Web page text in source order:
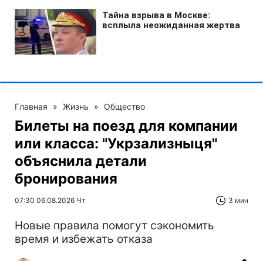
Главная » Жизнь » Общество
Билеты на поезд для компании
или класса: "Укрзализныця"
объяснила детали
бронирования
07:30 06.08.2026 Чт 3 мин
Новые правила помогут сэкономить
время и избежать отказа